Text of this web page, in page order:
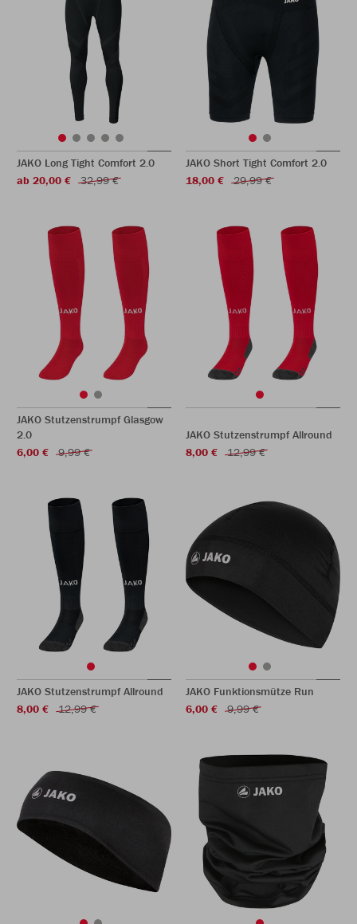
JAKO Long Tight Comfort 2.0
ab 20,00 €
32,99 €
JAKO Short Tight Comfort 2.0
18,00 €
29,99 €
JAKO Stutzenstrumpf Glasgow
2.0
6,00 €
9,99 €
JAKO Stutzenstrumpf Allround
8,00 €
12,99 €
JAKO Stutzenstrumpf Allround
8,00 €
12,99 €
JAKO Funktionsmütze Run
6,00 €
9,99 €